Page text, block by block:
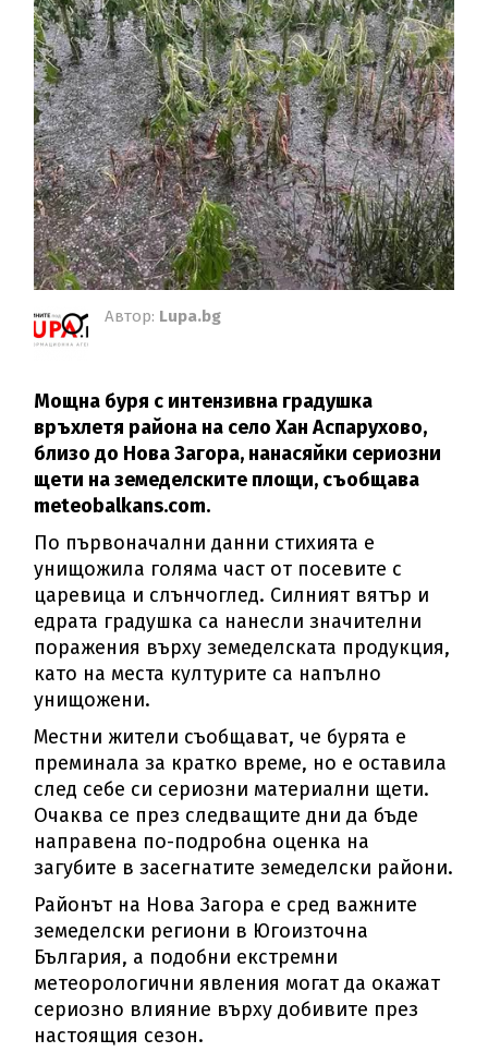
Автор: Lupa.bg
Мощна буря с интензивна градушка
връхлетя района на село Хан Аспарухово,
близо до Нова Загора, нанасяйки сериозни
щети на земеделските площи, съобщава
meteobalkans.com.
По първоначални данни стихията е
унищожила голяма част от посевите с
царевица и слънчоглед. Силният вятър и
едрата градушка са нанесли значителни
поражения върху земеделската продукция,
като на места културите са напълно
унищожени.
Местни жители съобщават, че бурята е
преминала за кратко време, но е оставила
след себе си сериозни материални щети.
Очаква се през следващите дни да бъде
направена по-подробна оценка на
загубите в засегнатите земеделски райони.
Районът на Нова Загора е сред важните
земеделски региони в Югоизточна
България, а подобни екстремни
метеорологични явления могат да окажат
сериозно влияние върху добивите през
настоящия сезон.